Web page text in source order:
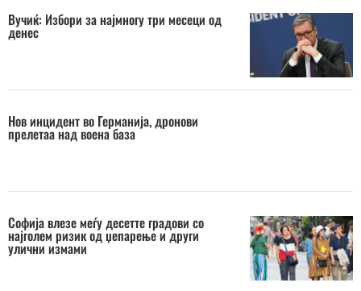
Вучиќ: Избори за најмногу три месеци од
денес
Нов инцидент во Германија, дронови
прелетаа над воена база
Софија влезе меѓу десетте градови со
најголем ризик од џепарење и други
улични измами